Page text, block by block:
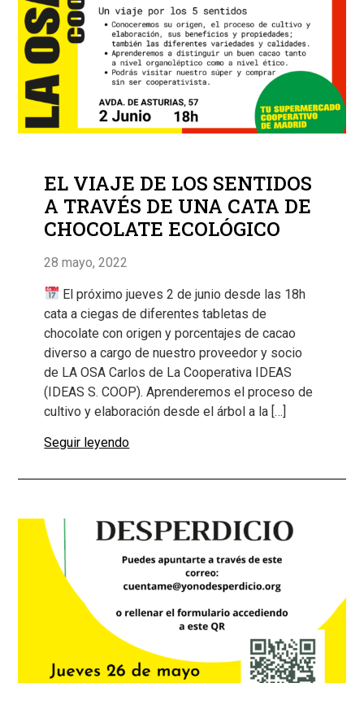
EL VIAJE DE LOS SENTIDOS
A TRAVÉS DE UNA CATA DE
CHOCOLATE ECOLÓGICO
28 mayo, 2022
El próximo jueves 2 de junio desde las 18h
cata a ciegas de diferentes tabletas de
chocolate con origen y porcentajes de cacao
diverso a cargo de nuestro proveedor y socio
de LA OSA Carlos de La Cooperativa IDEAS
(IDEAS S. COOP). Aprenderemos el proceso de
cultivo y elaboración desde el árbol a la […]
Seguir leyendo